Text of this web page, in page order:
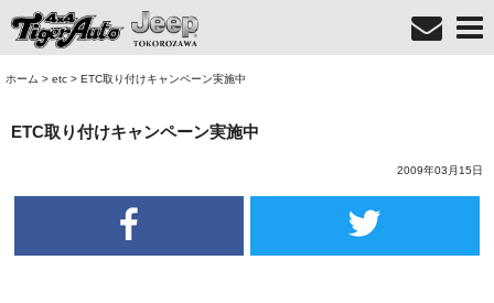
ホーム > etc > ETC取り付けキャンペーン実施中
ETC取り付けキャンペーン実施中
2009年03月15日